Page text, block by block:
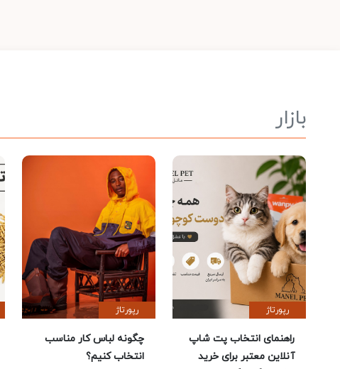
بازار
رپورتاژ
راهنمای انتخاب پت شاپ
آنلاین معتبر برای خرید
رپورتاژ
چگونه لباس کار مناسب
انتخاب کنیم؟